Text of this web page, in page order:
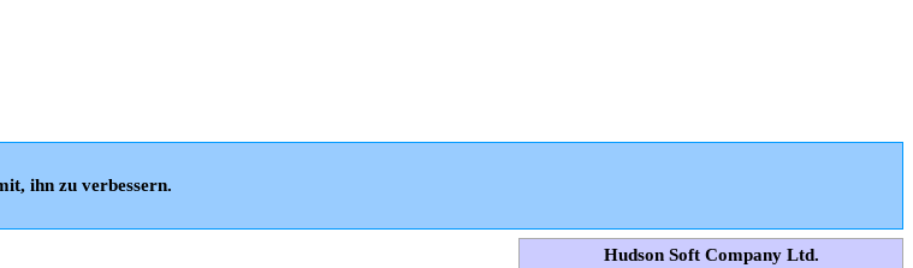
ihn zu verbessern.
Hudson Soft Company Ltd.